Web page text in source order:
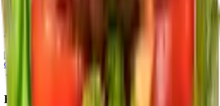
Shopee Food
Gofood Pesan melalui Gofood
Big Order